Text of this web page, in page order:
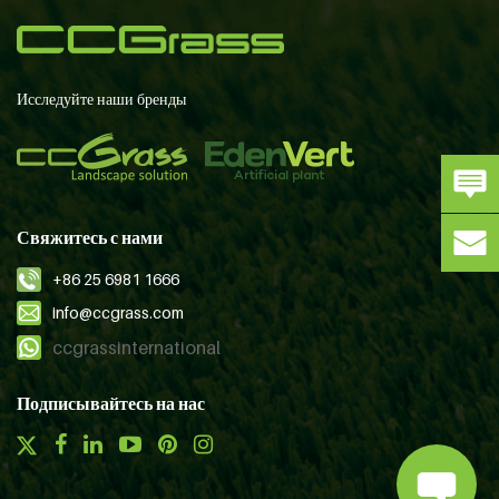
Исследуйте наши бренды
Свяжитесь с нами
+86 25 6981 1666
info@ccgrass.com
ccgrassinternational
Подписывайтесь на нас